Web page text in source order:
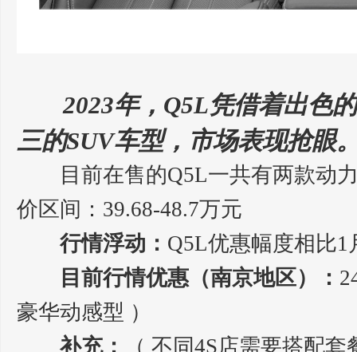
2023年，Q5L凭借着出色
三的SUV车型，市场表现抢眼
目前在售的Q5L一共有两款动力
价区间：39.68-48.7万元
行情浮动： Q5L优惠幅度相比1
目前行情优惠（南京地区）：
豪华动感型 ）
补充：
（ 不同4S店需要搭配